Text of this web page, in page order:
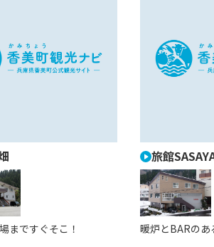
まですぐそこ！
旅館
暖炉とBARのあ